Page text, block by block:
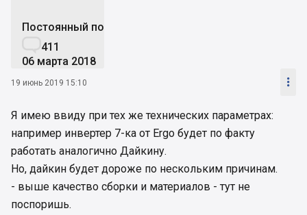
Постоянный пользователь
411
06 марта 2018
19 июнь 2019 15:10 
Я имею ввиду при тех же технических параметрах:
например инвертер 7-ка от Ergo будет по факту
работать аналогично Дайкину.
Но, дайкин будет дороже по нескольким причинам.
- выше качество сборки и материалов - тут не
поспоришь.